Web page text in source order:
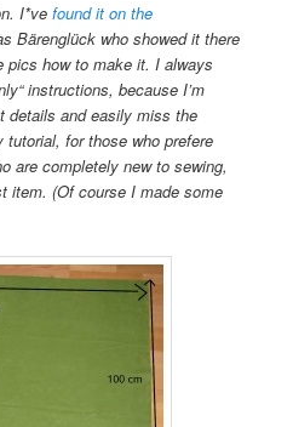
I*vefound it on the
Bärenglück who showed it there
pics how to make it. I always
instructions, because I’m
details and easily miss the
for those who prefere
are completely new to sewing,
item. (Of course I made some